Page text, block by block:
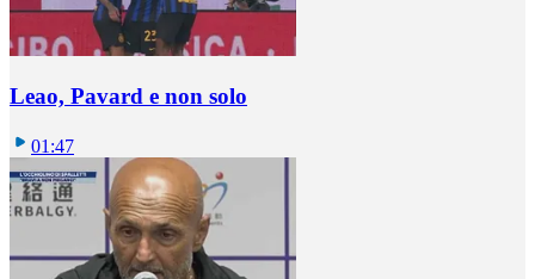
Leao, Pavard e non solo
01:47